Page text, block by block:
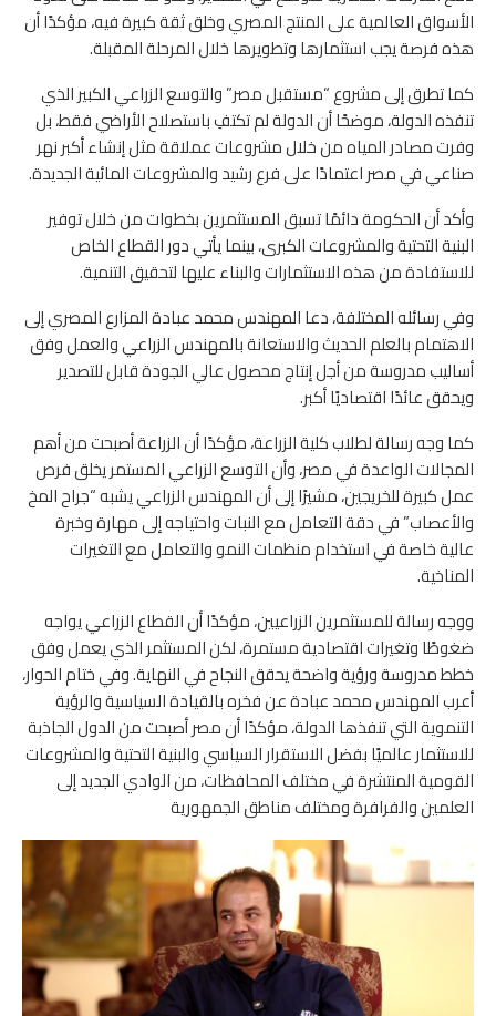
الأسواق العالمية على المنتج المصري وخلق ثقة كبيرة فيه، مؤكدًا أن
هذه فرصة يجب استثمارها وتطويرها خلال المرحلة المقبلة.
كما تطرق إلى مشروع “مستقبل مصر” والتوسع الزراعي الكبير الذي
تنفذه الدولة، موضحًا أن الدولة لم تكتفِ باستصلاح الأراضي فقط، بل
وفرت مصادر المياه من خلال مشروعات عملاقة مثل إنشاء أكبر نهر
صناعي في مصر اعتمادًا على فرع رشيد والمشروعات المائية الجديدة.
وأكد أن الحكومة دائمًا تسبق المستثمرين بخطوات من خلال توفير
البنية التحتية والمشروعات الكبرى، بينما يأتي دور القطاع الخاص
للاستفادة من هذه الاستثمارات والبناء عليها لتحقيق التنمية.
وفي رسائله المختلفة، دعا المهندس محمد عبادة المزارع المصري إلى
الاهتمام بالعلم الحديث والاستعانة بالمهندس الزراعي والعمل وفق
أساليب مدروسة من أجل إنتاج محصول عالي الجودة قابل للتصدير
ويحقق عائدًا اقتصاديًا أكبر.
كما وجه رسالة لطلاب كلية الزراعة، مؤكدًا أن الزراعة أصبحت من أهم
المجالات الواعدة في مصر، وأن التوسع الزراعي المستمر يخلق فرص
عمل كبيرة للخريجين، مشيرًا إلى أن المهندس الزراعي يشبه “جراح المخ
والأعصاب” في دقة التعامل مع النبات واحتياجه إلى مهارة وخبرة
عالية خاصة في استخدام منظمات النمو والتعامل مع التغيرات
المناخية.
ووجه رسالة للمستثمرين الزراعيين، مؤكدًا أن القطاع الزراعي يواجه
ضغوطًا وتغيرات اقتصادية مستمرة، لكن المستثمر الذي يعمل وفق
خطط مدروسة ورؤية واضحة يحقق النجاح في النهاية. وفي ختام الحوار،
أعرب المهندس محمد عبادة عن فخره بالقيادة السياسية والرؤية
التنموية التي تنفذها الدولة، مؤكدًا أن مصر أصبحت من الدول الجاذبة
للاستثمار عالميًا بفضل الاستقرار السياسي والبنية التحتية والمشروعات
القومية المنتشرة في مختلف المحافظات، من الوادي الجديد إلى
العلمين والفرافرة ومختلف مناطق الجمهورية